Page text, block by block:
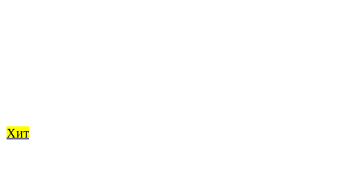
Хит